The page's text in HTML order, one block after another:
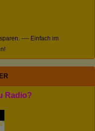
---- Einfach im
Radio?